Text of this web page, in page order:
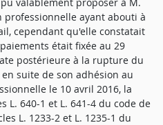
ayant abouti à
cependant qu'elle constatait
était fixée au 29
postérieure à la rupture du
suite de son adhésion au
le 10 avril 2016, la
L. 640-1 et L. 641-4 du code de
L. 1233-2 et L. 1235-1 du